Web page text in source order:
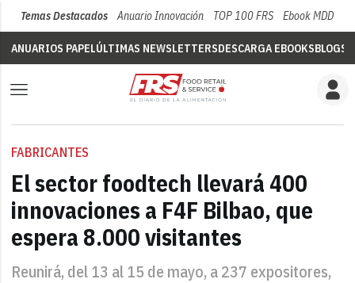
Temas Destacados Anuario Innovación TOP 100 FRS Ebook MDD
ANUARIOS PAPELÚLTIMAS NEWSLETTERSDESCARGA EBOOKSBLOGS
FABRICANTES
El sector foodtech llevará 400
innovaciones a F4F Bilbao, que
espera 8.000 visitantes
Reunirá, del 13 al 15 de mayo, a 237 expositores,